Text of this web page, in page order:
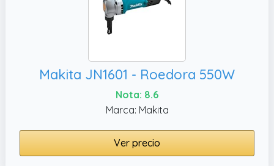
Makita JN1601 - Roedora 550W
Nota: 8.6
Marca: Makita
Ver precio